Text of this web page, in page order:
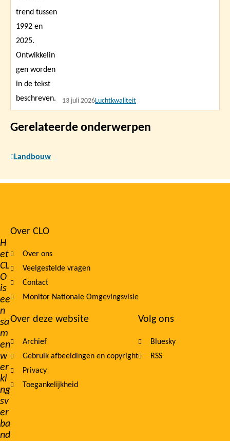
13 juli 2026Luchtkwaliteit
Gerelateerde onderwerpen
Landbouw
H
et
CL
O
is
ee
n
sa
m
en
w
er
ki
ng
sv
er
ba
nd
Footer
navigation
Over CLO
Over ons
Veelgestelde vragen
Contact
Monitor Nationale Omgevingsvisie
Over deze website
Archief
Gebruik afbeeldingen en copyright
Privacy
Toegankelijkheid
Volg ons
Bluesky
RSS